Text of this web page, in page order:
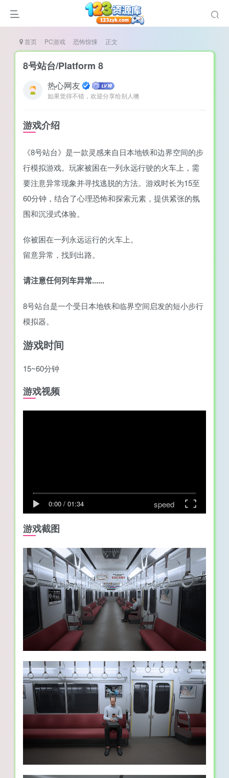
（摸鱼游戏）
首页 PC游戏 恐怖惊悚 正文
8号站台/Platform 8
热心网友
如果觉得不错，欢迎分享给别人噢
游戏介绍
《8号站台》是一款灵感来自日本地铁和边界空间的步
行模拟游戏。玩家被困在一列永远行驶的火车上，需
要注意异常现象并寻找逃脱的方法。游戏时长为15至
60分钟，结合了心理恐怖和探索元素，提供紧张的氛
围和沉浸式体验。
你被困在一列永远运行的火车上。
留意异常，找到出路。
请注意任何列车异常......
8号站台是一个受日本地铁和临界空间启发的短小步行
模拟器。
游戏时间
15~60分钟
游戏视频
0:00 / 01:34 speed
游戏截图